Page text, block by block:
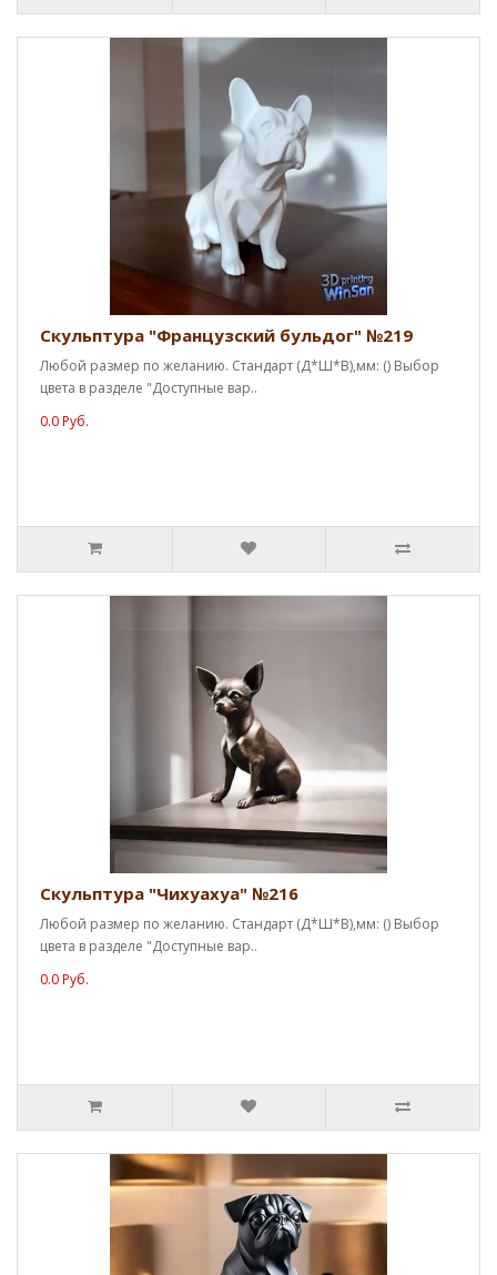
Скульптура "Французский бульдог" №219
Любой размер по желанию. Стандарт (Д*Ш*В),мм: () Выбор
цвета в разделе "Доступные вар..
0.0 Руб.
Скульптура "Чихуахуа" №216
Любой размер по желанию. Стандарт (Д*Ш*В),мм: () Выбор
цвета в разделе "Доступные вар..
0.0 Руб.